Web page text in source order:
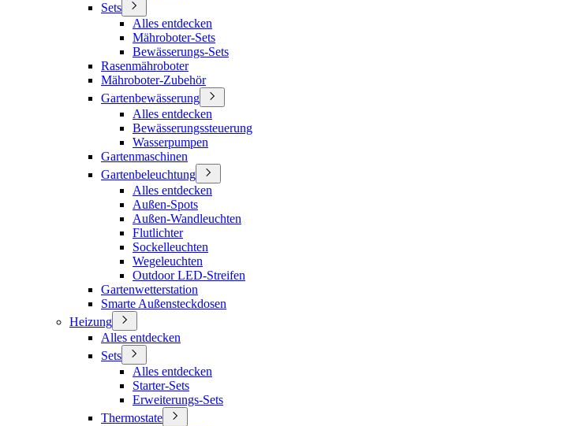
Sets
Alles entdecken
Mähroboter-Sets
Bewässerungs-Sets
Rasenmähroboter
Mähroboter-Zubehör
Gartenbewässerung
Alles entdecken
Bewässerungssteuerung
Wasserpumpen
Gartenmaschinen
Gartenbeleuchtung
Alles entdecken
Außen-Spots
Außen-Wandleuchten
Flutlichter
Sockelleuchten
Wegeleuchten
Outdoor LED-Streifen
Gartenwetterstation
Smarte Außensteckdosen
Heizung
Alles entdecken
Sets
Alles entdecken
Starter-Sets
Erweiterungs-Sets
Thermostate